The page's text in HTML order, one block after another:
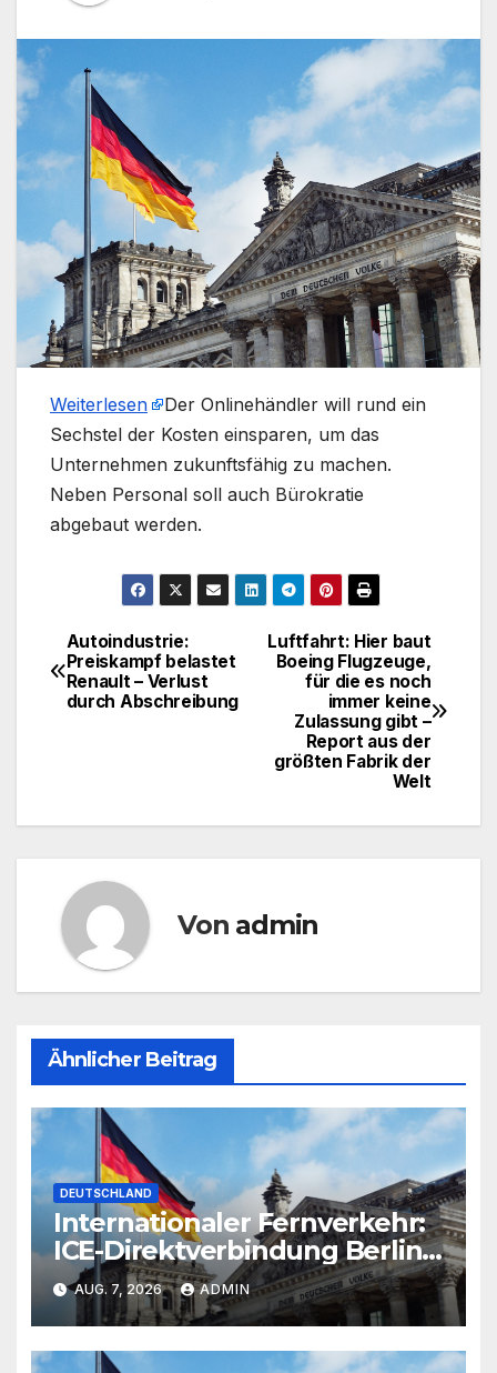
Weiterlesen
​Der Onlinehändler will rund ein
Sechstel der Kosten einsparen, um das
Unternehmen zukunftsfähig zu machen.
Neben Personal soll auch Bürokratie
abgebaut werden.
Beitragsnavigation
Luftfahrt: Hier baut
Boeing Flugzeuge,
für die es noch
immer keine
Zulassung gibt –
Report aus der
größten Fabrik der
Welt
Autoindustrie:
Preiskampf belastet
Renault – Verlust
durch Abschreibung
Von admin
Ähnlicher Beitrag
DEUTSCHLAND
Internationaler Fernverkehr:
ICE-Direktverbindung Berlin-
Paris derzeit unterbrochen
AUG. 7, 2026 ADMIN